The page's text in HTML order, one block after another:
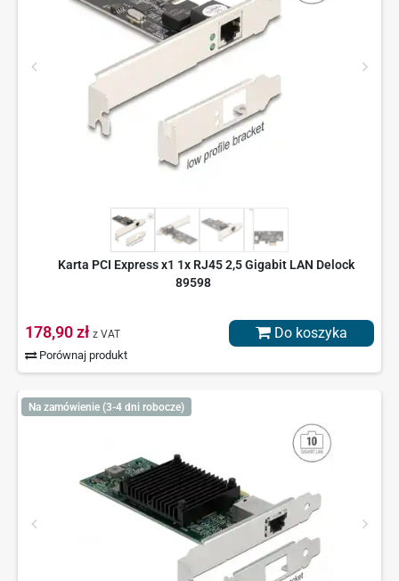
Karta PCI Express x1 1x RJ45 2,5 Gigabit LAN Delock
89598
178,90 zł z VAT
Porównaj produkt
Do koszyka
Na zamówienie (3-4 dni robocze)